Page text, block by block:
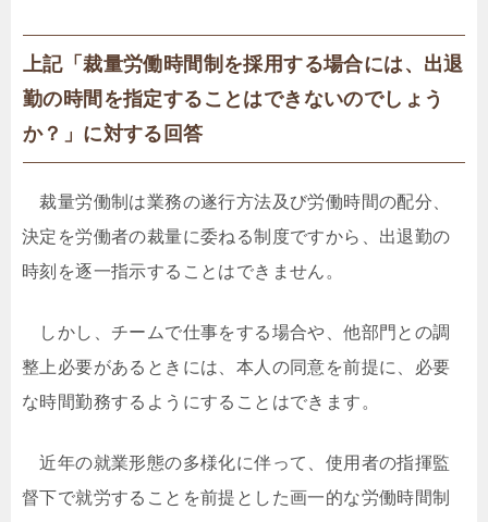
上記「裁量労働時間制を採用する場合には、出退
勤の時間を指定することはできないのでしょう
か？」に対する回答
裁量労働制は業務の遂行方法及び労働時間の配分、
決定を労働者の裁量に委ねる制度ですから、出退勤の
時刻を逐一指示することはできません。
しかし、チームで仕事をする場合や、他部門との調
整上必要があるときには、本人の同意を前提に、必要
な時間勤務するようにすることはできます。
近年の就業形態の多様化に伴って、使用者の指揮監
督下で就労することを前提とした画一的な労働時間制